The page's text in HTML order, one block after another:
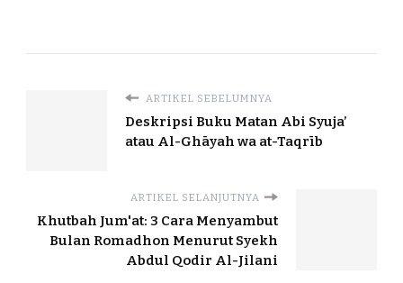
ARTIKEL SEBELUMNYA
Deskripsi Buku Matan Abi Syuja’
atau Al-Ghāyah wa at-Taqrīb
ARTIKEL SELANJUTNYA
Khutbah Jum'at: 3 Cara Menyambut
Bulan Romadhon Menurut Syekh
Abdul Qodir Al-Jilani